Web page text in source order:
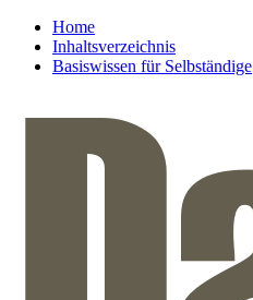
Home
Inhaltsverzeichnis
Basiswissen für Selbständige